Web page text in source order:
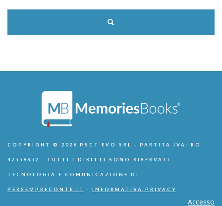
COPYRIGHT © 2026 PSCT EVO SRL - PARTITA IVA: RO
47556852 - TUTTI I DIRITTI SONO RISERVATI
TECNOLOGIA E COMUNICAZIONE DI
PERSEMPRECONTE.IT - INFORMATIVA PRIVACY
Accesso